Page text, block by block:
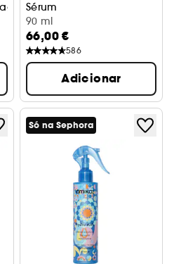
hidratante e
Sérum
90 ml
66,00 €
586
Adicionar
Só na Sephora